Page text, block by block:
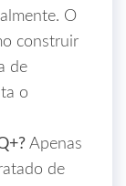
O
construir
de
o
Apenas
de